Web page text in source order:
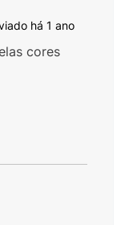
há 1 ano
cores